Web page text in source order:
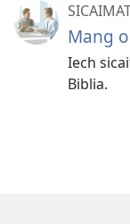
Mang
Iech
Biblia.